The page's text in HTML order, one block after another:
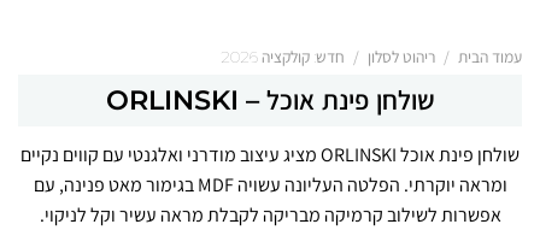
עמוד הבית / ריהוט לסלון / חדש: קולקציה 2026
שולחן פינת אוכל – ORLINSKI
שולחן פינת אוכל ORLINSKI מציג עיצוב מודרני ואלגנטי עם קווים נקיים
ומראה יוקרתי. הפלטה העליונה עשויה MDF בגימור מאט פנינה, עם
אפשרות לשילוב קרמיקה מבריקה לקבלת מראה עשיר וקל לניקוי.